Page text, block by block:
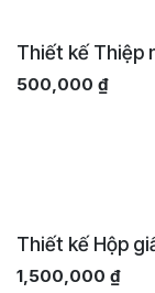
Thiết kế Thiệp
500,000 ₫
Thiết kế Hộp
1,500,000 ₫